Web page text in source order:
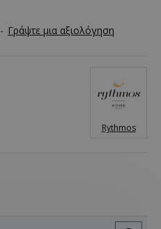
- Γράψτε μια αξιολόγηση
Rythmos